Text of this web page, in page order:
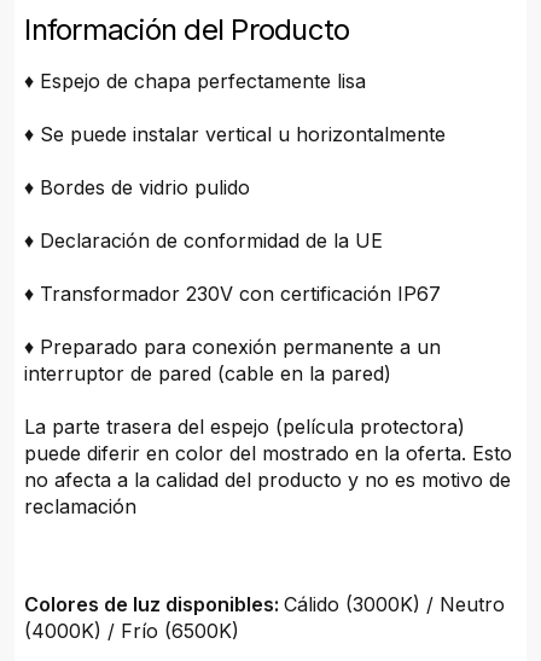
Información del Producto
♦ Espejo de chapa perfectamente lisa
♦ Se puede instalar vertical u horizontalmente
♦ Bordes de vidrio pulido
♦ Declaración de conformidad de la UE
♦ Transformador 230V con certificación IP67
♦ Preparado para conexión permanente a un
interruptor de pared (cable en la pared)
La parte trasera del espejo (película protectora)
puede diferir en color del mostrado en la oferta. Esto
no afecta a la calidad del producto y no es motivo de
reclamación
Colores de luz disponibles:Cálido (3000K) / Neutro
(4000K) / Frío (6500K)